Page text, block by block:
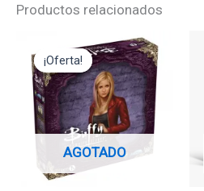
Productos relacionados
¡Oferta!
AGOTADO
¡Oferta!
precio
original
era:
49,95€.
precio
actual
es:
44,95€.